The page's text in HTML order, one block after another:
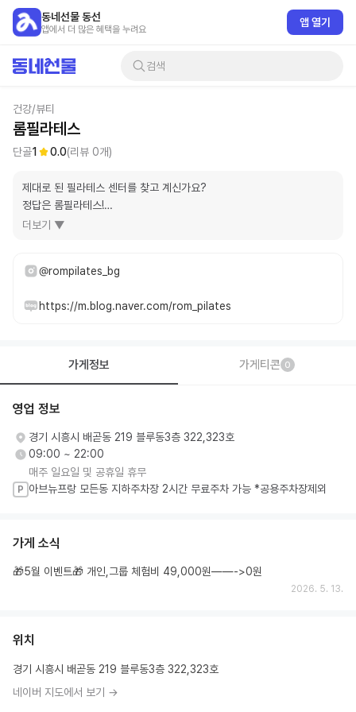
동네선물 동선
앱에서 더 많은 혜택을 누려요
앱 열기
검색
건강/뷰티
롬필라테스
단골1 0.0(리뷰 0개)
제대로 된 필라테스 센터를 찾고 계신가요?
정답은 롬필라테스!
☑️심박계 착용으로 실시간 운동 강도 체크하세요.
내 컨디션에 딱 맞는 운동효율을 찾아가세요.
☑️미국에서 인증한 국제자격증, 암재활 자격까지 보유한 전문 강사진이
더보기 ▼
@rompilates_bg
https://m.blog.naver.com/rom_pilates
가게정보 가게티콘 0
영업 정보
경기 시흥시 배곧동 219 블루동3층 322,323호
09:00 ~ 22:00
매주 일요일 및 공휴일 휴무
P 아브뉴프랑 모든동 지하주차장 2시간 무료주차 가능 *공용주차장제외
가게 소식
🎁5월 이벤트🎁 개인,그룹 체험비 49,000원——->0원
2026. 5. 13.
위치
경기 시흥시 배곧동 219 블루동3층 322,323호
네이버 지도에서 보기 →